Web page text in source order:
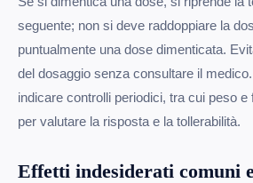
seguente; non si deve raddoppiare la
puntualmente una dose dimenticata.
del dosaggio senza consultare il
indicare controlli periodici, tra cui peso e
per valutare la risposta e la tollerabilità.
Effetti indesiderati comuni